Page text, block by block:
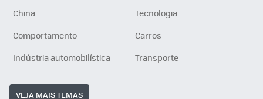
China
Tecnologia
Comportamento
Carros
Indústria automobilística
Transporte
VEJA MAIS TEMAS